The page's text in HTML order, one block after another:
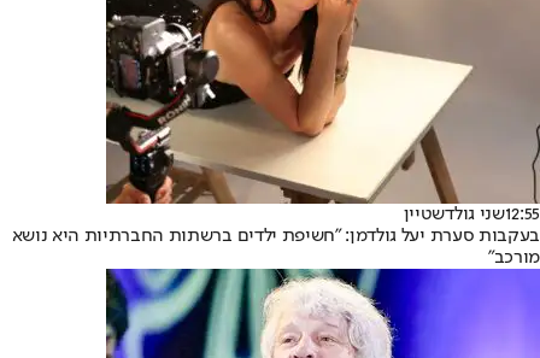
12:55שני גולדשטיין
בעקבות סערת יעל גולדמן: "חשיפת ילדים ברשתות החברתיות היא נושא
מורכב"